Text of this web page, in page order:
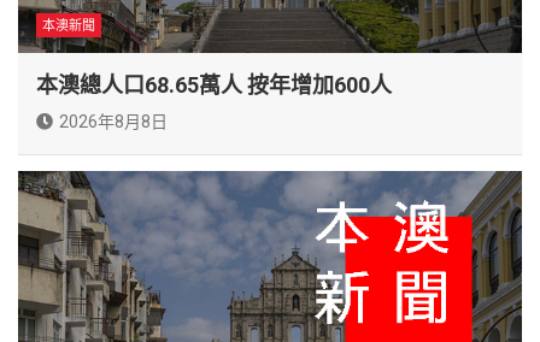
本澳新聞
本澳總人口68.65萬人 按年增加600人
2026年8月8日